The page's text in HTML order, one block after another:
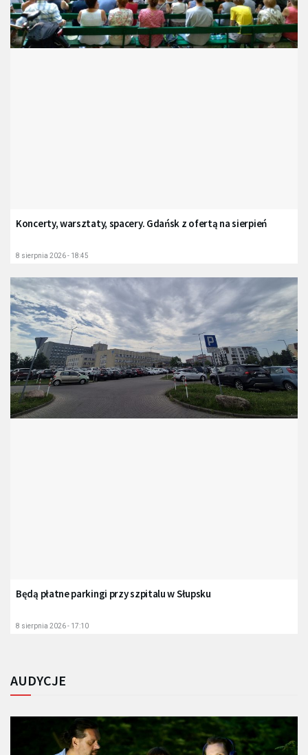
Koncerty, warsztaty, spacery. Gdańsk z ofertą na sierpień
8 sierpnia 2026 - 18:45
Będą płatne parkingi przy szpitalu w Słupsku
8 sierpnia 2026 - 17:10
AUDYCJE